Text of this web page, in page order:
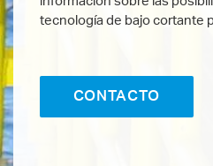
tecnología de bajo cortante
CONTACTO